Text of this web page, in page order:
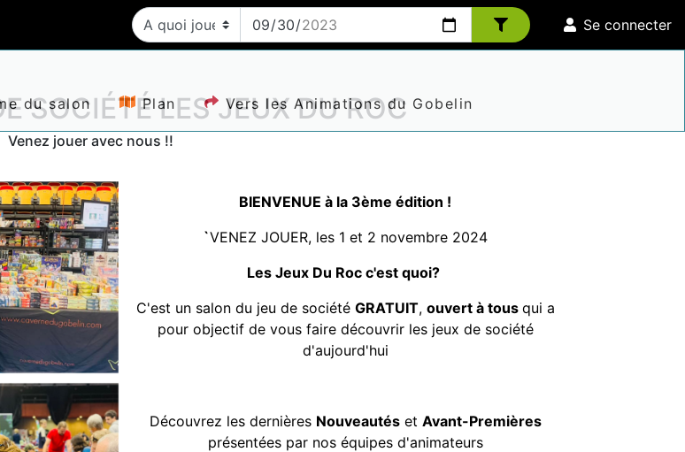
Se connecter
du salon Plan Vers les Animations du Gobelin
SOCIÉTÉ LES JEUX DU ROC
Venez jouer avec nous !!
BIENVENUE à la 3ème édition !
`VENEZ JOUER, les 1 et 2 novembre 2024
Les Jeux Du Roc c'est quoi?
C'est un salon du jeu de société GRATUIT, ouvert à tous qui a
pour objectif de vous faire découvrir les jeux de société
d'aujourd'hui
Découvrez les dernières Nouveautéset Avant-Premières
présentées par nos équipes d'animateurs